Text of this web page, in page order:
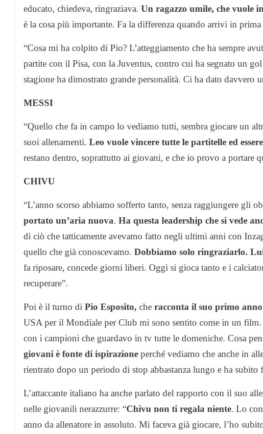
educato, chiedeva, ringraziava. Un ragazzo umile, che vuole
è la cosa più importante. Fa la differenza quando arrivi in prima
“Cosa mi ha colpito di Pio? L’atteggiamento che ha sempre
partite con il Pisa, con la Juventus, contro cui ha segnato un
stagione ha dimostrato grande personalità. Ci ha dato davvero
MESSI
“Quello che fa in campo lo vediamo tutti, sembra giocare un
suoi allenamenti. Leo vuole vincere tutte le partitelle ed
restano dentro, soprattutto ai giovani, e che io provo a portare
CHIVU
“L’anno scorso abbiamo sofferto tanto, senza raggiungere gli
portato un’aria nuova. Ha questa leadership che si vede
di ciò che tatticamente avevamo fatto negli ultimi anni con
quello che già conoscevamo. Dobbiamo solo ringraziarlo.
fa riposare, concede giorni liberi. Oggi si gioca tanto e i
recuperare”.
Poi è il turno di Pio Esposito, che racconta il suo primo
USA per il Mondiale per Club mi sono sentito come in un
con i campioni che guardavo in tv tutte le domeniche. Cosa
giovani è fonte di ispirazione perché vediamo che anche in
rientrato dopo un periodo di stop abbastanza lungo e ha subito
L’attaccante italiano ha anche parlato del rapporto con il suo
nelle giovanili nerazzurre: “Chivu non ti regala niente. Lo
anno da allenatore in assoluto. Mi faceva già giocare, l’ho